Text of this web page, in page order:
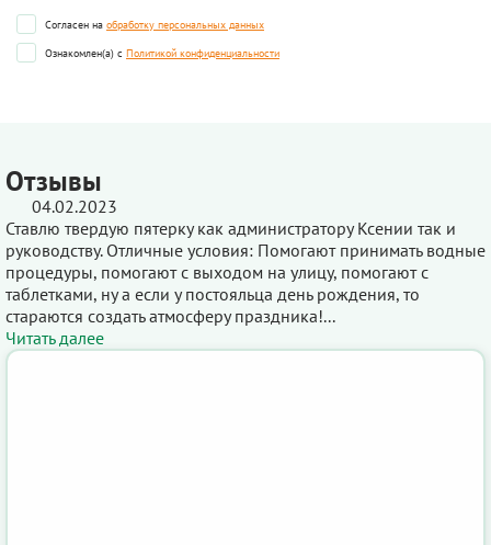
Согласен на обработку персональных данных
Ознакомлен(а) с Политикой конфиденциальности
Отзывы
04.02.2023
Ставлю твердую пятерку как администратору Ксении так и
руководству. Отличные условия: Помогают принимать водные
процедуры, помогают с выходом на улицу, помогают с
таблетками, ну а если у постояльца день рождения, то
стараются создать атмосферу праздника!...
Читать далее